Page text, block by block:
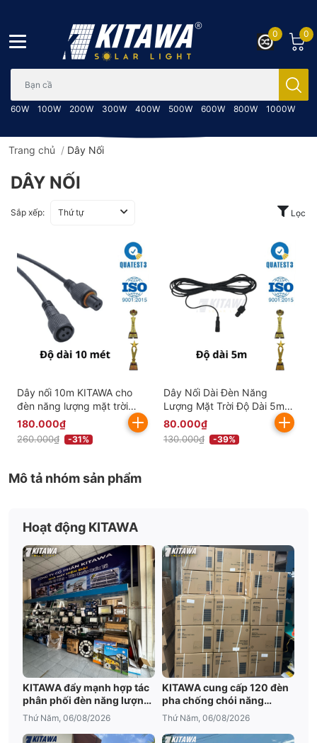
60W 100W 200W 300W 400W 500W 600W 800W 1000W
0
0
Trang chủ / Dây Nối
DÂY NỐI
Sắp xếp: Thứ tự Lọc
Dây nối 10m KITAWA cho
đèn năng lượng mặt trời
DN10M
180.000₫
260.000₫ -31%
Dây Nối Dài Đèn Năng
Lượng Mặt Trời Độ Dài 5m
(2x0,75mm²) DN5M-0,75
80.000₫
130.000₫ -39%
Mô tả nhóm sản phẩm
Hoạt động KITAWA
KITAWA đẩy mạnh hợp tác
phân phối đèn năng lượng
mặt trời An Giang
Thứ Năm, 06/08/2026
KITAWA cung cấp 120 đèn
pha chống chói năng
lượng mặt trời cho trại tôm
Bạc Liêu
Thứ Năm, 06/08/2026